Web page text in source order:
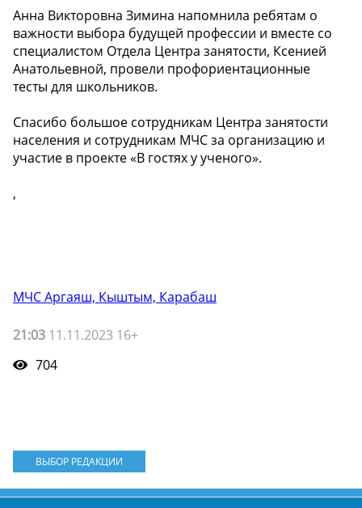
Анна Викторовна Зимина напомнила ребятам о
важности выбора будущей профессии и вместе со
специалистом Отдела Центра занятости, Ксенией
Анатольевной, провели профориентационные
тесты для школьников.
Спасибо большое сотрудникам Центра занятости
населения и сотрудникам МЧС за организацию и
участие в проекте «В гостях у ученого».
,
МЧС Аргаяш, Кыштым, Карабаш
21:03 11.11.2023 16+
704
ВЫБОР РЕДАКЦИИ